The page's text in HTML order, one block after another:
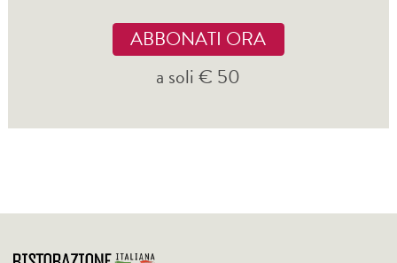
ABBONATI ORA
a soli € 50